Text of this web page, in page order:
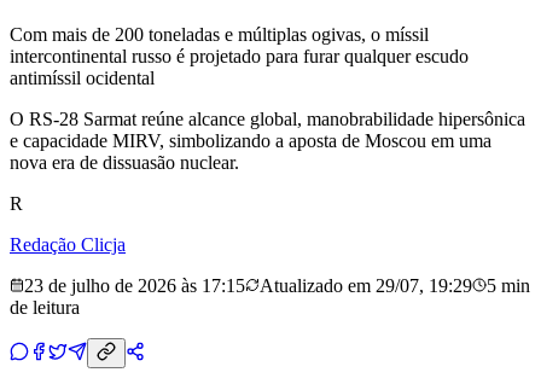
Com mais de 200 toneladas e múltiplas ogivas, o míssil
intercontinental russo é projetado para furar qualquer escudo
antimíssil ocidental
O RS-28 Sarmat reúne alcance global, manobrabilidade hipersônica
e capacidade MIRV, simbolizando a aposta de Moscou em uma
nova era de dissuasão nuclear.
R
Redação Clicja
23 de julho de 2026 às 17:15
Atualizado em 29/07, 19:29
5 min
de leitura